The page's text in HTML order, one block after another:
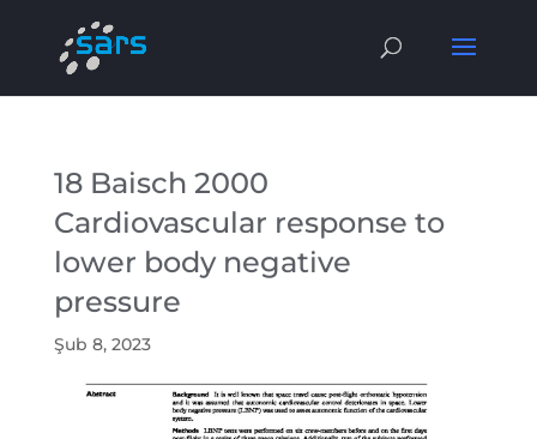
18 Baisch 2000
Cardiovascular response to
lower body negative
pressure
Şub 8, 2023